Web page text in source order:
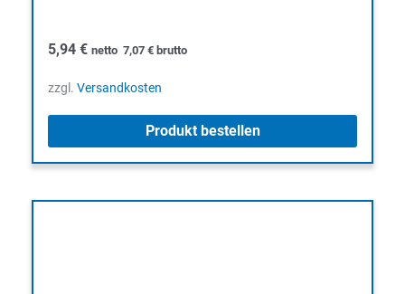
5,94 € netto 7,07 € brutto
zzgl. Versandkosten
Produkt bestellen